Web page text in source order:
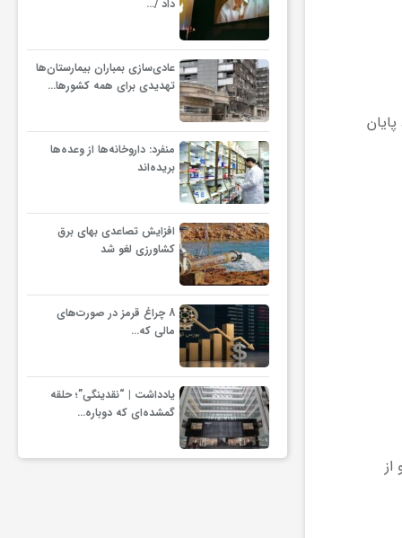
و از
داد /…
عادی‌سازی بمباران بیمارستان‌ها
تهدیدی برای همه کشورها…
منفرد: داروخانه‌ها از وعده‌ها
بریده‌اند
افزایش تصاعدی بهای برق
کشاورزی لغو شد
8 چراغ قرمز در صورت‌های
مالی که…
یادداشت | “نقدینگی”؛ حلقه
گمشده‌ای که دوباره…